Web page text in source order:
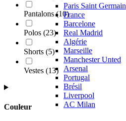
Paris Saint Germain
France
Barcelone
Real Madrid
Algérie
Marseille
Manchester Unted
Arsenal
Portugal
Brésil
Liverpool
AC Milan
Pantalons (10)
Polos (23)
Shorts (5)
Vestes (13)
Couleur